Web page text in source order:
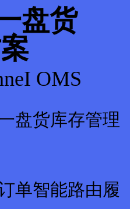
盘货
OMS
盘货库存管理
单智能路由履